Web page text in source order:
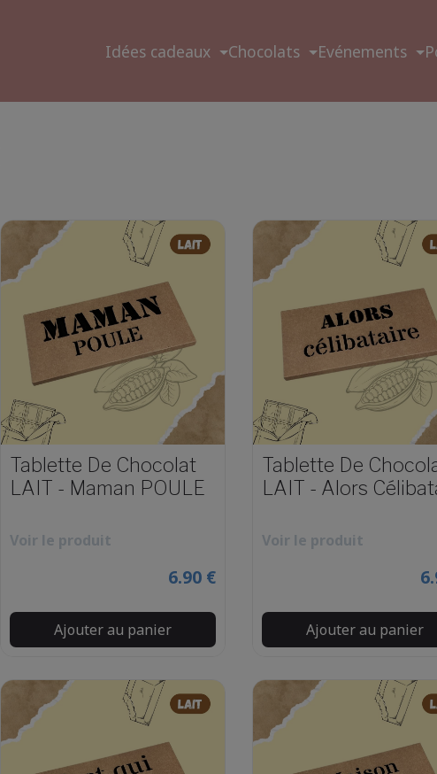
Idées cadeaux Chocolats Evénements
Tablette De Chocolat
LAIT - Maman POULE
Voir le produit
6.90 €
Ajouter au panier
Tablette De
LAIT - Alors
Voir le produit
Ajouter au panier